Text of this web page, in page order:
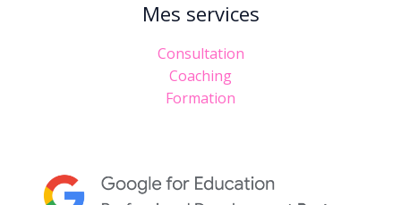
Mes services
Consultation
Coaching
Formation